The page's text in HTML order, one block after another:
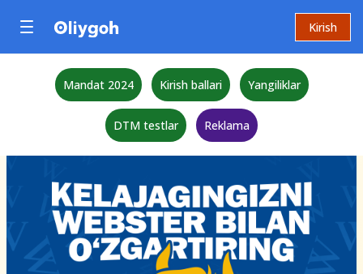
Kirish
Mandat 2024 Kirish ballari Yangiliklar
DTM testlar Reklama